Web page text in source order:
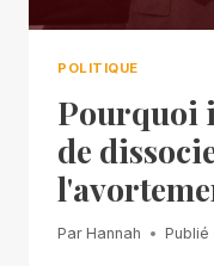
POLITIQUE
Pourquoi
de
Par Hannah Publié